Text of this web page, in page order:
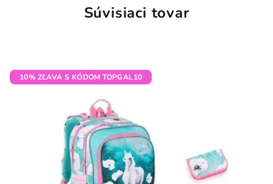
Súvisiaci tovar
10% ZĽAVA S KÓDOM TOPGAL10